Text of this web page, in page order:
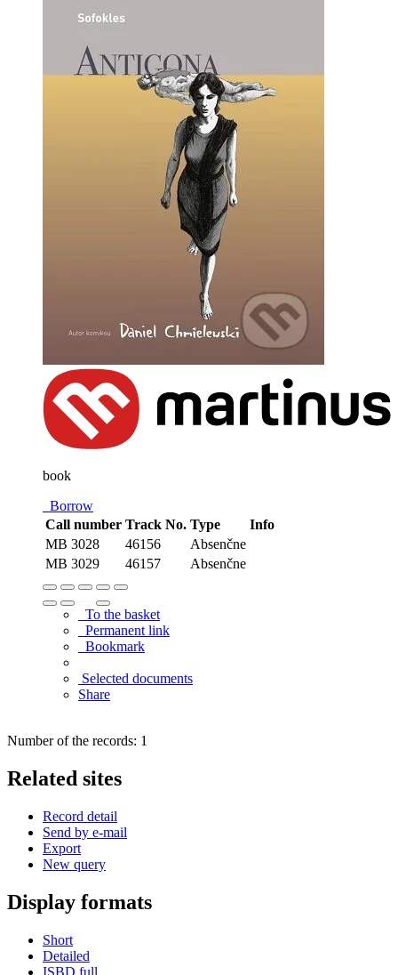
book
Borrow
Call number Track No. Type
Info
MB 3028
46156
Absenčne
MB 3029
46157 Absenčne
To the basket
Permanent link
Bookmark
Selected documents
Share
Number of the records: 1
Related sites
Record detail
Send by e-mail
Export
New query
Display formats
Short
Detailed
ISBD full